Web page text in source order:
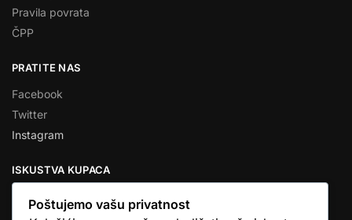
Pravila povrata
ČPP
PRATITE NAS
Facebook
Twitter
Instagram
ISKUSTVA KUPACA
Poštujemo vašu privatnost